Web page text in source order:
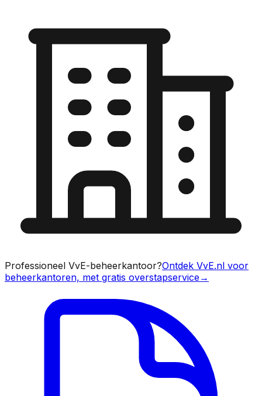
Professioneel VvE-beheerkantoor?Ontdek VvE.nl voor
beheerkantoren, met gratis overstapservice→